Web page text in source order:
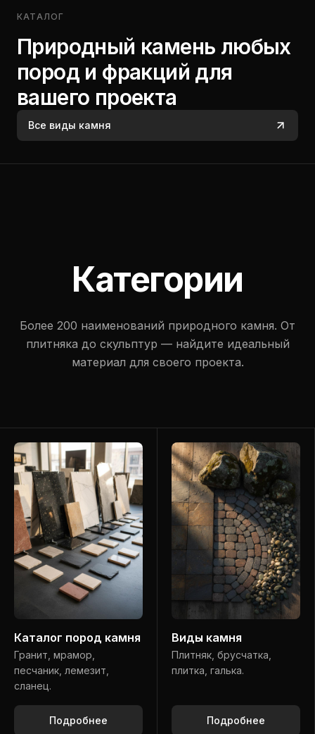
КАТАЛОГ
Природный камень любых
пород и фракций для
вашего проекта
Все виды камня
Категории
Более 200 наименований природного камня. От
плитняка до скульптур — найдите идеальный
материал для своего проекта.
Каталог пород камня
Гранит, мрамор,
песчаник, лемезит,
сланец.
Подробнее
Виды камня
Плитняк, брусчатка,
плитка, галька.
Подробнее